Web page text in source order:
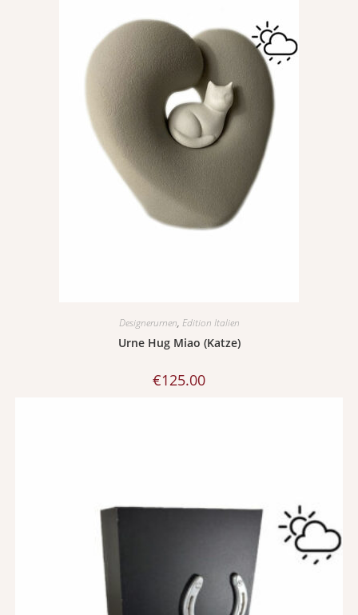
Designerurnen, Edition Italien
Urne Hug Miao (Katze)
€125.00